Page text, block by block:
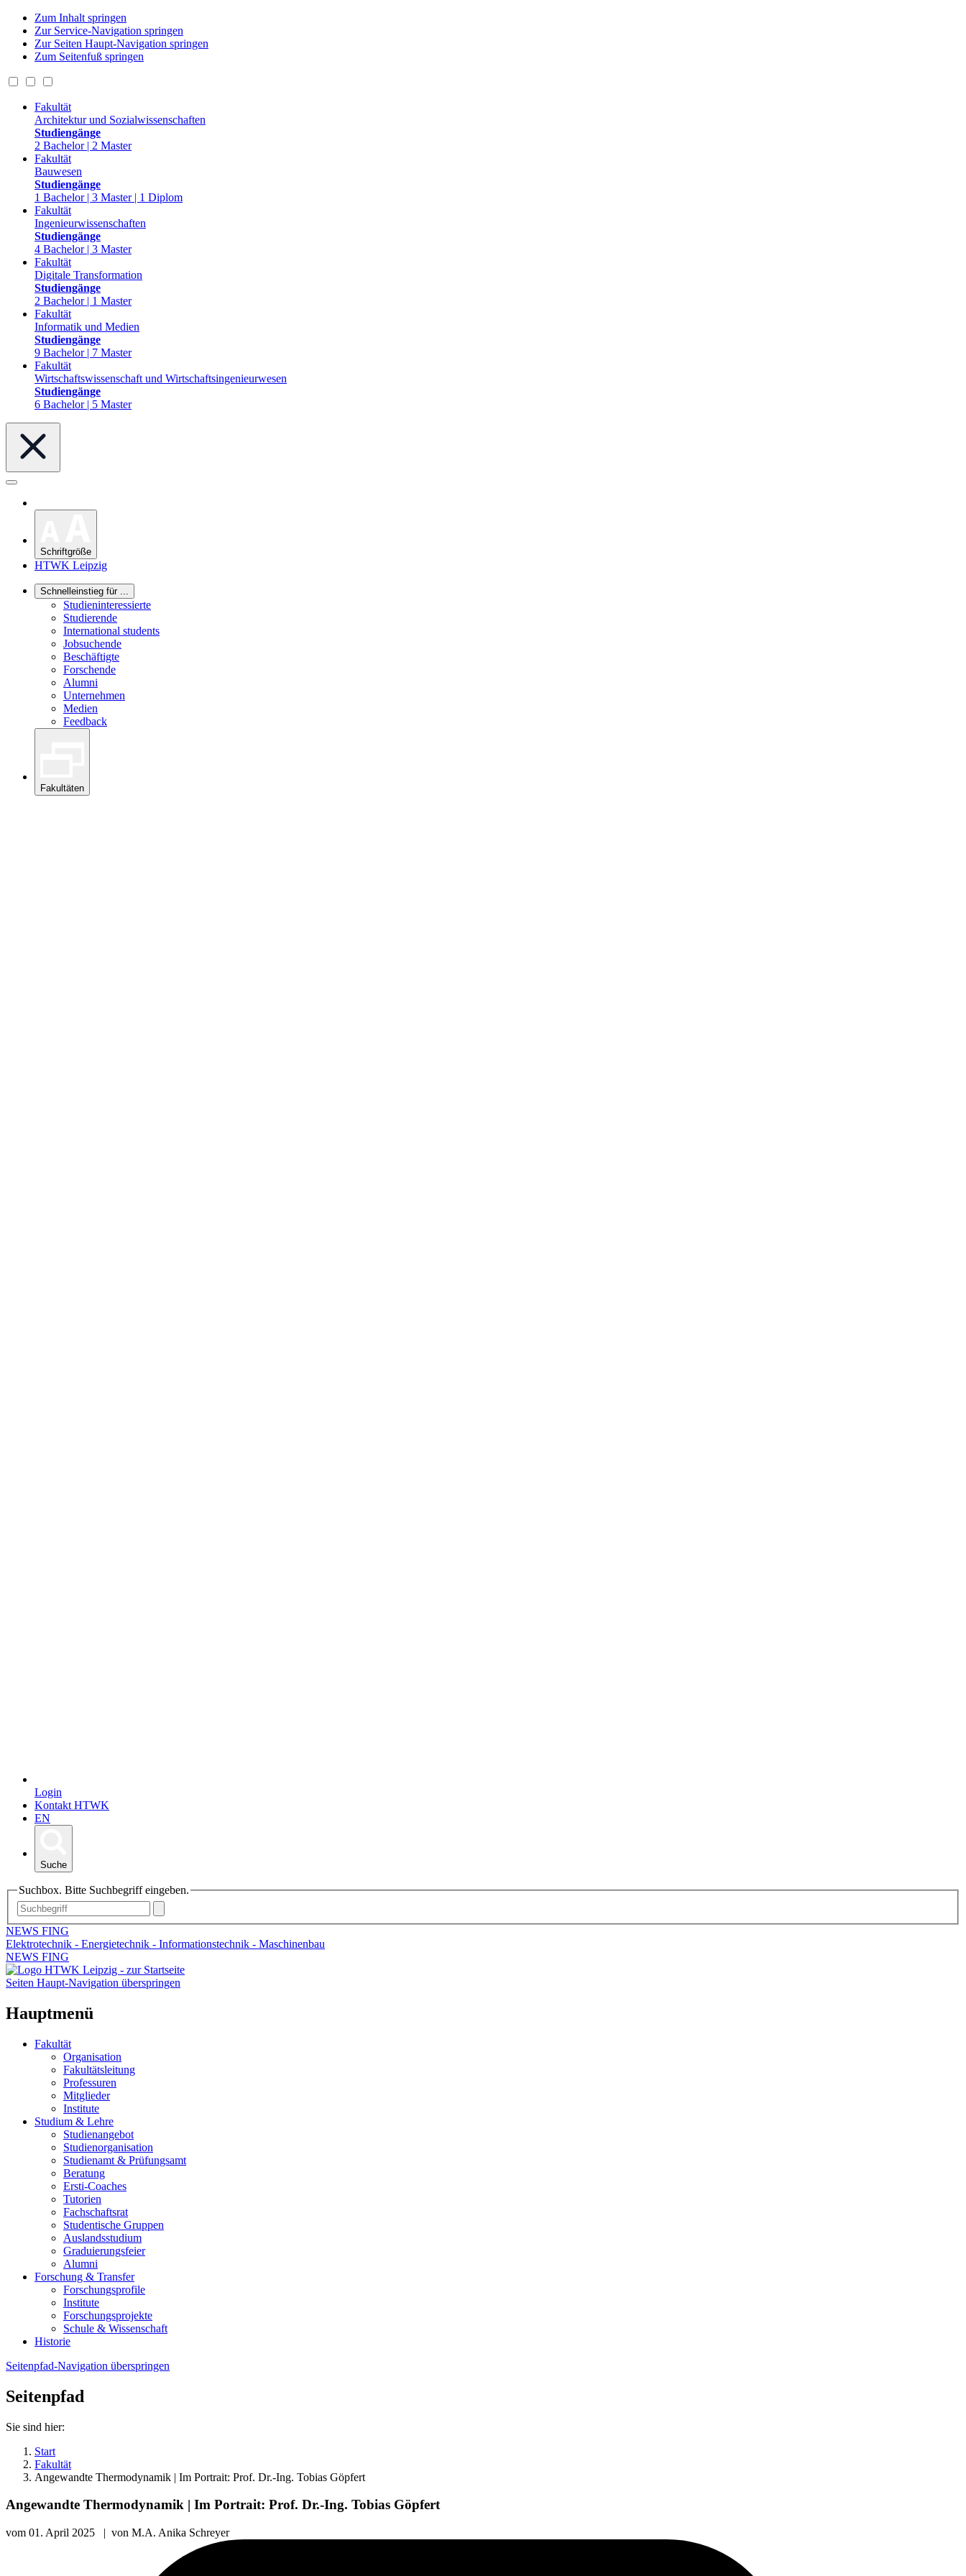
Zum Inhalt springen
Zur Service-Navigation springen
Zur Seiten Haupt-Navigation springen
Zum Seitenfuß springen
Fakultät
Architektur und Sozialwissenschaften
Studiengänge
2 Bachelor | 2 Master
Fakultät
Bauwesen
Studiengänge
1 Bachelor | 3 Master | 1 Diplom
Fakultät
Ingenieurwissenschaften
Studiengänge
4 Bachelor | 3 Master
Fakultät
Digitale Transformation
Studiengänge
2 Bachelor | 1 Master
Fakultät
Informatik und Medien
Studiengänge
9 Bachelor | 7 Master
Fakultät
Wirtschaftswissenschaft und Wirtschaftsingenieurwesen
Studiengänge
6 Bachelor | 5 Master
Schriftgröße
HTWK Leipzig
Schnelleinstieg für ...
Studieninteressierte
Studierende
International students
Jobsuchende
Beschäftigte
Forschende
Alumni
Unternehmen
Medien
Feedback
Fakultäten
Login
Kontakt HTWK
EN
Suche
Suchbox. Bitte Suchbegriff eingeben.
NEWS FING
Elektrotechnik - Energietechnik - Informationstechnik - Maschinenbau
NEWS FING
Seiten Haupt-Navigation überspringen
Hauptmenü
Fakultät
Organisation
Fakultätsleitung
Professuren
Mitglieder
Institute
Studium & Lehre
Studienangebot
Studienorganisation
Studienamt & Prüfungsamt
Beratung
Ersti-Coaches
Tutorien
Fachschaftsrat
Studentische Gruppen
Auslandsstudium
Graduierungsfeier
Alumni
Forschung & Transfer
Forschungsprofile
Institute
Forschungsprojekte
Schule & Wissenschaft
Historie
Seitenpfad-Navigation überspringen
Seitenpfad
Sie sind hier:
Start
Fakultät
Angewandte Thermodynamik | Im Portrait: Prof. Dr.-Ing. Tobias Göpfert
Angewandte Thermodynamik | Im Portrait: Prof. Dr.-Ing. Tobias Göpfert
vom 01. April 2025 | von M.A. Anika Schreyer